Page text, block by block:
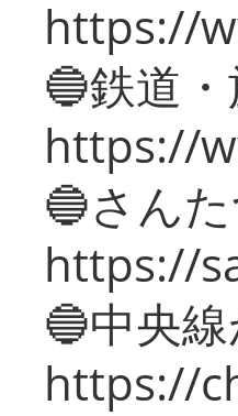
https://
🔵鉄道
https://
🔵さん
https://
🔵中央
https://